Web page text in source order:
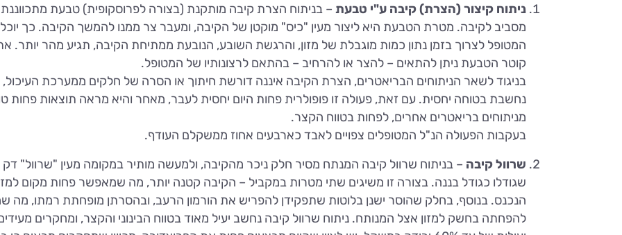
ניתוח קיצור (הצרת) קיבה ע"י טבעת – בניתוח הצרת קיבה מותקנת (בצורה לפרוסקופית) טבעת מתכווננת
מסביב לקיבה. מטרת הטבעת היא ליצור מעין "כיס" מוקטן של הקיבה, ומעבר צר ממנו להמשך הקיבה. כך יוכל
המטופל לצרוך בזמן נתון כמות מוגבלת של מזון, והרגשת השובע, הנובעת ממתיחת הקיבה, תגיע מהר יותר.
קוטר הטבעת ניתן להתאים – להצר או להרחיב – בהתאם לרצונותיו של המטופל.
בניגוד לשאר הניתוחים הבריאטרים, הצרת הקיבה איננה דורשת חיתוך או הסרה של חלקים ממערכת העיכול,
נחשבת בטוחה יחסית. עם זאת, פעולה זו פופולרית פחות היום יחסית לעבר, מאחר והיא מראה תוצאות פחות
מניתוחים בריאטרים אחרים, לפחות בטווח הקצר.
בעקבות הפעולה הנ"ל המטופלים צפויים לאבד כארבעים אחוז ממשקלם העודף.
שרוול קיבה – בניתוח שרוול קיבה המנתח מסיר חלק ניכר מהקיבה, ולמעשה מותיר במקומה מעין "שרוול" דק
שגודלו כגודל בננה. בצורה זו משיגים שתי מטרות במקביל – הקיבה קטנה יותר, מה שמאפשר פחות מקום
הנכנס. בנוסף, בחלק שהוסר ישנן בלוטות שתפקידן להפריש את הורמון הרעב, ובהסרתן מופחתת רמתו, מה
להפחתה בחשק למזון אצל המנותח. ניתוח שרוול קיבה נחשב יעיל מאוד בטווח הבינוני והקצר, ומחקרים